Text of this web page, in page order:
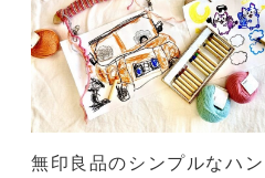
無印良品のシンプルなハ